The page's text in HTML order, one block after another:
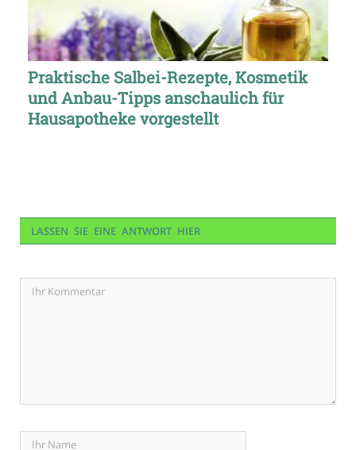
Praktische Salbei-Rezepte, Kosmetik
und Anbau-Tipps anschaulich für
Hausapotheke vorgestellt
LASSEN SIE EINE ANTWORT HIER